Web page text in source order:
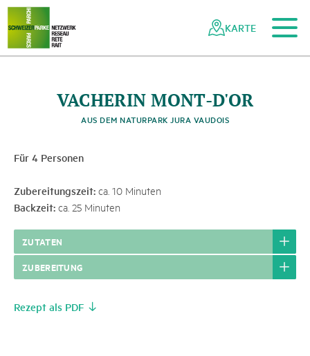
Navigieren
Netzwerk
Schweizer
Schnellnavigation
Zum Hauptinhalt
Zur mobilen Navigation
Zur Suche
Zum Fussbereich
Zur Sitemap
KARTE
VACHERIN MONT-D'OR
AUS DEM NATURPARK JURA VAUDOIS
Für 4 Personen
Zubereitungszeit: ca. 10 Minuten
Backzeit: ca. 25 Minuten
ZUTATEN
ZUBEREITUNG
Rezept als PDF